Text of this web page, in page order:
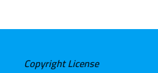
Copyright License